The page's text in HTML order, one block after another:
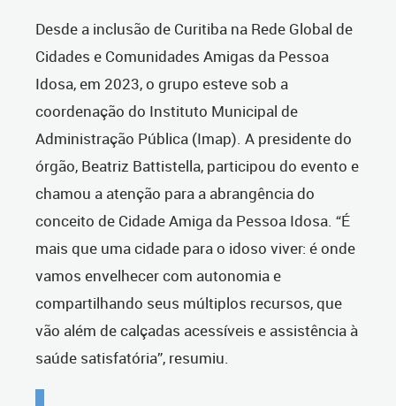
Desde a inclusão de Curitiba na Rede Global de
Cidades e Comunidades Amigas da Pessoa
Idosa, em 2023, o grupo esteve sob a
coordenação do Instituto Municipal de
Administração Pública (Imap). A presidente do
órgão, Beatriz Battistella, participou do evento e
chamou a atenção para a abrangência do
conceito de Cidade Amiga da Pessoa Idosa. “É
mais que uma cidade para o idoso viver: é onde
vamos envelhecer com autonomia e
compartilhando seus múltiplos recursos, que
vão além de calçadas acessíveis e assistência à
saúde satisfatória”, resumiu.